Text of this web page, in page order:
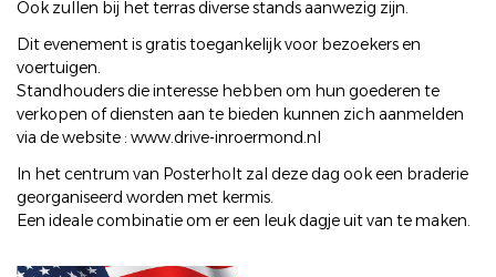
Ook zullen bij het terras diverse stands aanwezig zijn.
Dit evenement is gratis toegankelijk voor bezoekers en
voertuigen.
Standhouders die interesse hebben om hun goederen te
verkopen of diensten aan te bieden kunnen zich aanmelden
via de website : www.drive-inroermond.nl
In het centrum van Posterholt zal deze dag ook een braderie
georganiseerd worden met kermis.
Een ideale combinatie om er een leuk dagje uit van te maken.